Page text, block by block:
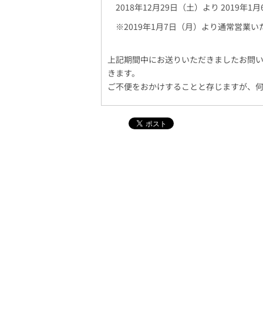
2018年12月29日（土）より 2019年1月
※2019年1月7日（月）より通常営業い
上記期間中にお送りいただきましたお問
きます。
ご不便をおかけすることと存じますが、